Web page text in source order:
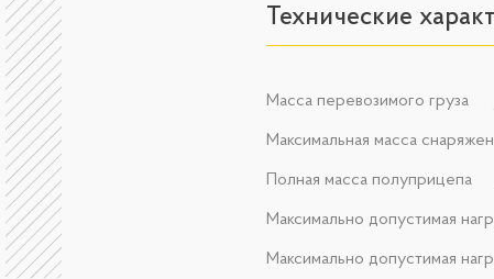
Технические
Масса перевозимого груза
Максимальная масса
Полная масса полуприцепа
Максимально допустимая
Максимально допустимая